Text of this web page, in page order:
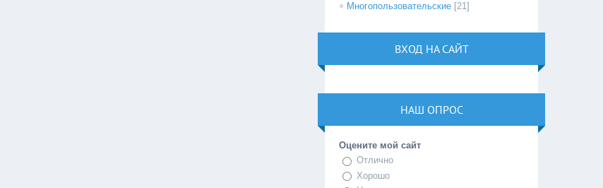
Многопользовательские [21]
ВХОД НА САЙТ
НАШ ОПРОС
Оцените мой сайт
Отлично
Хорошо